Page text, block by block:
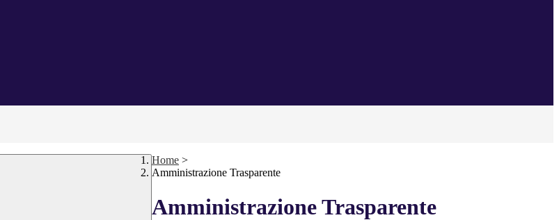
Home >
Amministrazione Trasparente
Amministrazione Trasparente